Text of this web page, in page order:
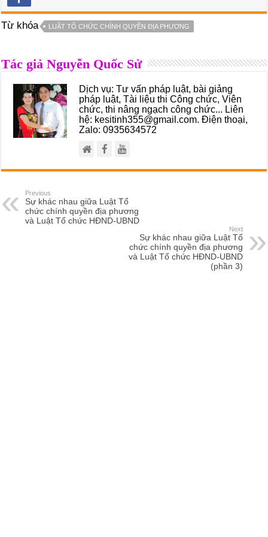
Từ khóa LUẬT TỔ CHỨC CHÍNH QUYỀN ĐỊA PHƯƠNG
Tác giả Nguyễn Quốc Sử
Dịch vụ: Tư vấn pháp luật, bài giảng
pháp luật, Tài liệu thi Công chức, Viên
chức, thi nâng ngạch công chức... Liên
hệ: kesitinh355@gmail.com. Điện thoại,
Zalo: 0935634572
Previous
Sự khác nhau giữa Luật Tổ
chức chính quyền địa phương
và Luật Tổ chức HĐND-UBND
Next
Sự khác nhau giữa Luật Tổ
chức chính quyền địa phương
và Luật Tổ chức HĐND-UBND
(phần 3)